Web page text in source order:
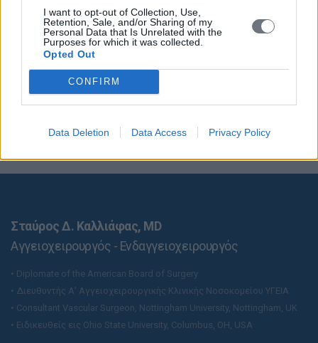
I want to opt-out of Collection, Use,
Retention, Sale, and/or Sharing of my
Personal Data that Is Unrelated with the
Purposes for which it was collected.
Opted Out
CONFIRM
Data Deletion Data Access Privacy Policy
Ανεύρυσμα σπλαχνικής αρτηρίας ονομάζεται η διάταση
ενός σπλαχνικού αγγείου λόγω αδυναμίας του
τοιχώματός του.
Διαβάστε περισσότερα
Σταύρος Δ. Καλλιάφας, MD
Αγγειοχειρουργός - Ενδαγγειοχειρουργός
• Diplomate of the American Board of Surgery
• Διευθυντής Α’ Αγγειοχειρουργικής Κλινικής Νοσοκομείου ΥΓΕΙΑ
• Consultant Vascular Surgeon, Nottingham University, Nottingham, UK
• Ειδικευθείς εις Ohio State University, Columbus, OH, USA